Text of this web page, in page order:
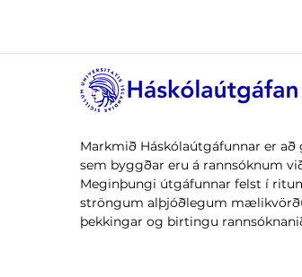
Markmið Háskólaútgáfunnar er
sem byggðar eru á rannsóknum
Meginþungi útgáfunnar felst í
ströngum alþjóðlegum
þekkingar og birtingu